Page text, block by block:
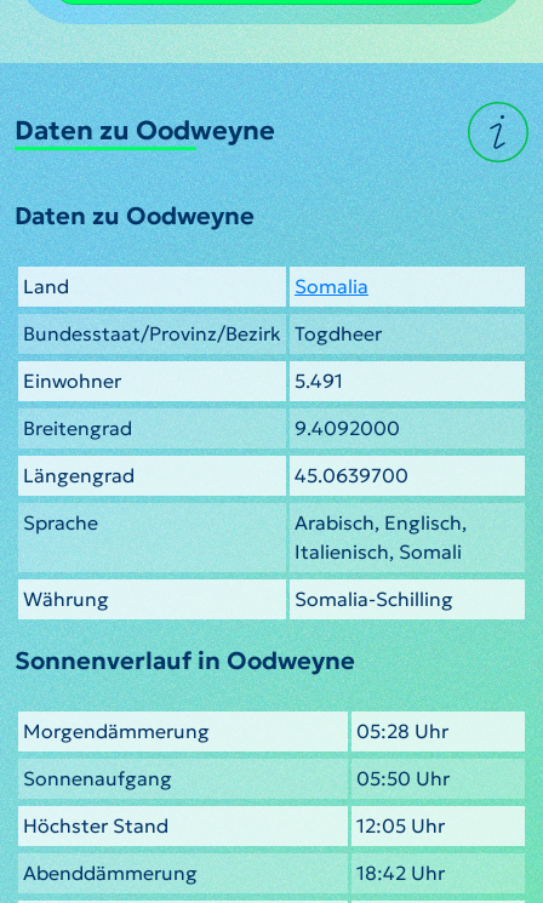
Daten zu Oodweyne
Daten zu Oodweyne
Land
Somalia
Bundesstaat/Provinz/Bezirk Togdheer
Einwohner
5.491
Breitengrad
9.4092000
Längengrad
45.0639700
Sprache
Arabisch, Englisch,
Italienisch, Somali
Währung
Somalia-Schilling
Sonnenverlauf in Oodweyne
Morgendämmerung
05:28 Uhr
Sonnenaufgang
05:50 Uhr
Höchster Stand
12:05 Uhr
Abenddämmerung
18:42 Uhr